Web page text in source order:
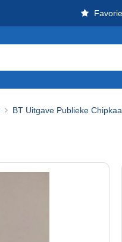
BT Uitgave Publieke